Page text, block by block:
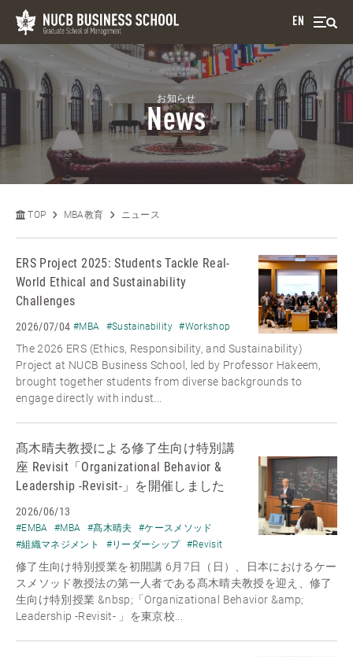
EN
お知らせ
News
TOP MBA教育 ニュース
ERS Project 2025: Students Tackle Real-
World Ethical and Sustainability
Challenges
2026/07/04 #MBA #Sustainability #Workshop
The 2026 ERS (Ethics, Responsibility, and Sustainability)
Project at NUCB Business School, led by Professor Hakeem,
brought together students from diverse backgrounds to
engage directly with indust...
髙木晴夫教授による修了生向け特別講
座 Revisit「Organizational Behavior &
Leadership -Revisit-」を開催しました
2026/06/13
#EMBA #MBA #髙木晴夫
#ケースメソッド
#組織マネジメント
#リーダーシップ #Revisit
修了生向け特別授業を初開講 6月7日（日）、日本におけるケー
スメソッド教授法の第一人者である髙木晴夫教授を迎え、修了
生向け特別授業 &nbsp;「Organizational Behavior &amp;
Leadership -Revisit- 」を東京校...